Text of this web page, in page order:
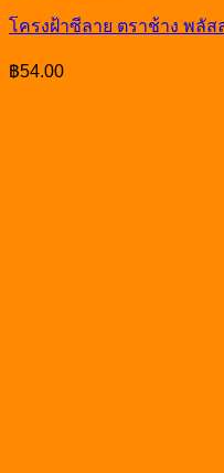
โครงฝ้าซีลาย ตราช้าง พลัส
฿54.00